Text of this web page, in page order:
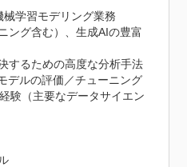
械学習モデリング業務
ング含む）、生成AIの豊富
するための高度な分析手法
デルの評価／チューニング
験（主要なデータサイエン